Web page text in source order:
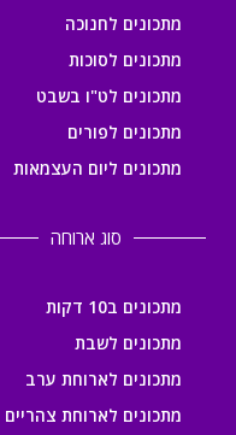
מתכונים לחנוכה
מתכונים לסוכות
מתכונים לט"ו בשבט
מתכונים לפורים
מתכונים ליום העצמאות
סוג ארוחה
מתכונים ב10 דקות
מתכונים לשבת
מתכונים לארוחת ערב
מתכונים לארוחת צהריים